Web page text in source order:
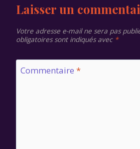
Laisser un
Votre adresse e-mail ne sera pas
obligatoires sont indiqués avec *
Commentaire *